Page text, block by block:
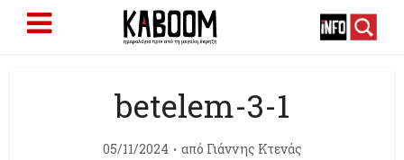
betelem-3-1
05/11/2024 από Γιάννης Κτενάς